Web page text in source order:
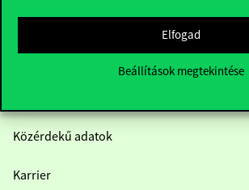
Elfogad
Beállítások megtekintése
Közérdekű adatok
Karrier